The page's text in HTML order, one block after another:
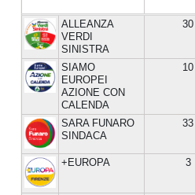
ALLEANZA
VERDI
SINISTRA
30
SIAMO
EUROPEI
AZIONE CON
CALENDA
10
SARA FUNARO
SINDACA
33
+EUROPA 3